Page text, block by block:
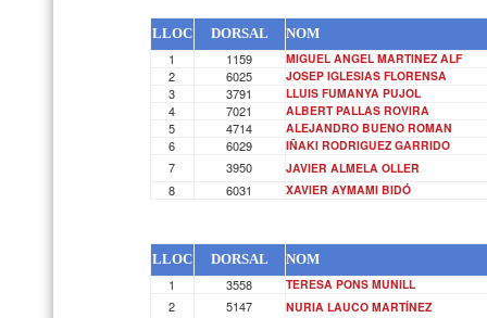
LLOC DORSAL NOM
1 1159 MIGUEL ANGEL MARTINEZ ALF
2 6025 JOSEP IGLESIAS FLORENSA
3 3791 LLUIS FUMANYA PUJOL
4 7021 ALBERT PALLAS ROVIRA
5 4714 ALEJANDRO BUENO ROMAN
6 6029 IÑAKI RODRIGUEZ GARRIDO
7 3950 JAVIER ALMELA OLLER
8 6031 XAVIER AYMAMI BIDÓ
LLOC DORSAL NOM
1 3558 TERESA PONS MUNILL
2 5147 NURIA LAUCO MARTÍNEZ